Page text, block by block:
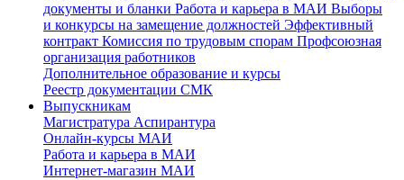
документы и бланки Работа и карьера в МАИ Выборы
и конкурсы на замещение должностей Эффективный
контракт Комиссия по трудовым спорам Профсоюзная
организация работников
Дополнительное образование и курсы
Реестр документации СМК
Выпускникам
Магистратура Аспирантура
Онлайн-курсы МАИ
Работа и карьера в МАИ
Интернет-магазин МАИ